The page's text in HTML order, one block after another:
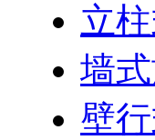
立
墙
壁